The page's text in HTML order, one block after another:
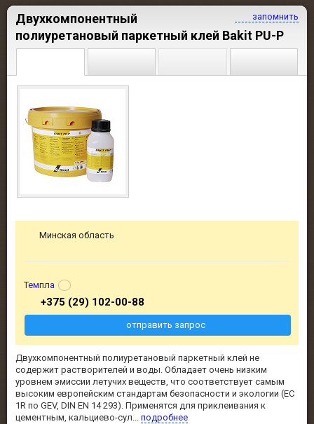
запомнить
Двухкомпонентный
полиуретановый паркетный клей Bakit PU-P
Двухкомпонентный полиуретановый паркетный клей не
содержит растворителей и воды. Обладает очень низким
уровнем эмиссии летучих веществ, что соответствует самым
высоким европейским стандартам безопасности и экологии (EC
1R по GEV, DIN EN 14 293). Применятся для приклеивания к
цементным, кальциево-сул... подробнее
Минская область
Темпла
+375 (29) 102-00-88
отправить запрос